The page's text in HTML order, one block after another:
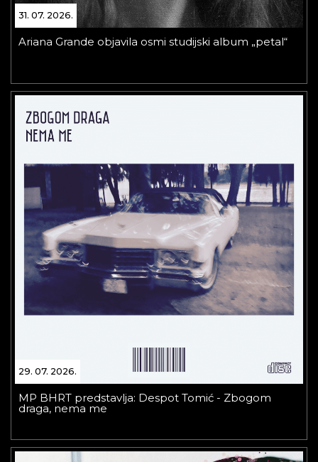
31. 07. 2026.
Ariana Grande objavila osmi studijski album „petal“
29. 07. 2026.
MP BHRT predstavlja: Despot Tomić - Zbogom
draga, nema me